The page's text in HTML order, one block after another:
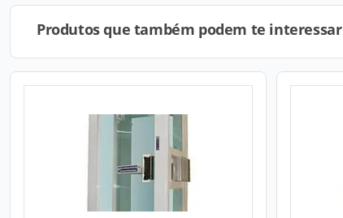
Produtos que também podem te interessar